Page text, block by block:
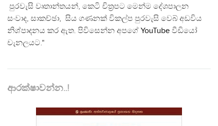
පුරවැසි වෘතාන්තයන්, කෙටි චිත්‍රපට මෙන්ම දේශපාලන
සංවාද, සාකච්ඡා, සිය ගණනක් විකල්ප පුරවැසි වෙබ් අඩවිය
නිශ්පාදනය කර ඇත. පිවිසෙන්න අපගේ YouTube වීඩියෝ
චැනලයට."
ආරක්ෂාවන්න..!